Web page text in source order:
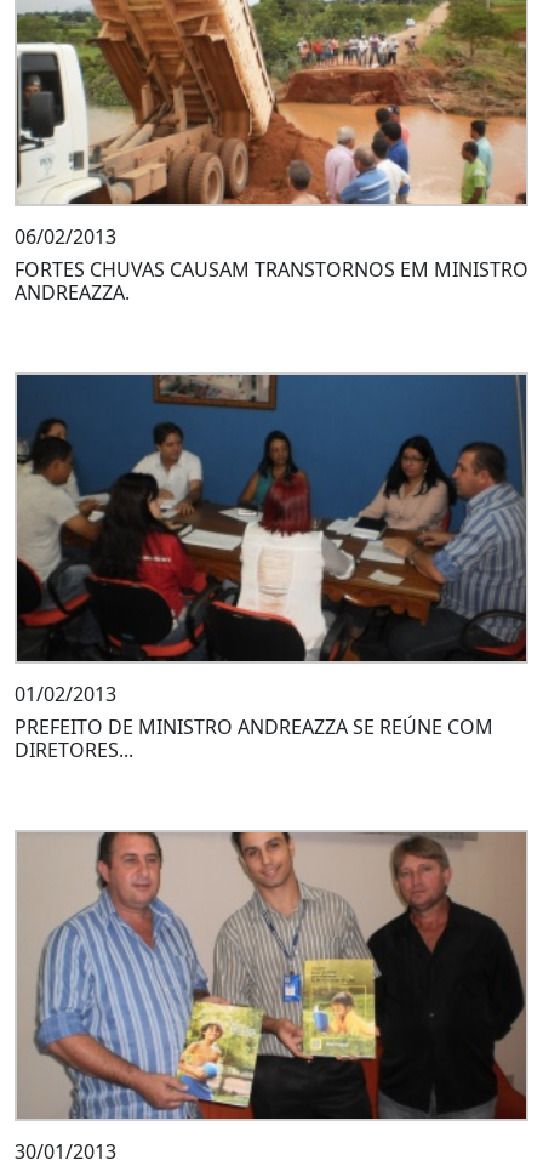
06/02/2013
FORTES CHUVAS CAUSAM TRANSTORNOS EM MINISTRO
ANDREAZZA.
01/02/2013
PREFEITO DE MINISTRO ANDREAZZA SE REÚNE COM
DIRETORES...
30/01/2013